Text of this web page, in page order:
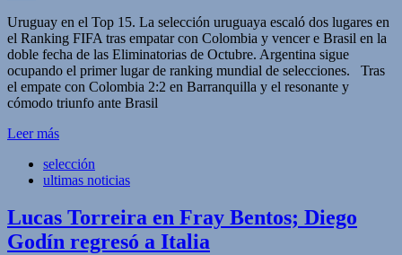
Compartir
Uruguay en el Top 15. La selección uruguaya escaló dos lugares en
el Ranking FIFA tras empatar con Colombia y vencer e Brasil en la
doble fecha de las Eliminatorias de Octubre. Argentina sigue
ocupando el primer lugar de ranking mundial de selecciones. Tras
el empate con Colombia 2:2 en Barranquilla y el resonante y
cómodo triunfo ante Brasil
Leer más
selección
ultimas noticias
Lucas Torreira en Fray Bentos; Diego
Godín regresó a Italia